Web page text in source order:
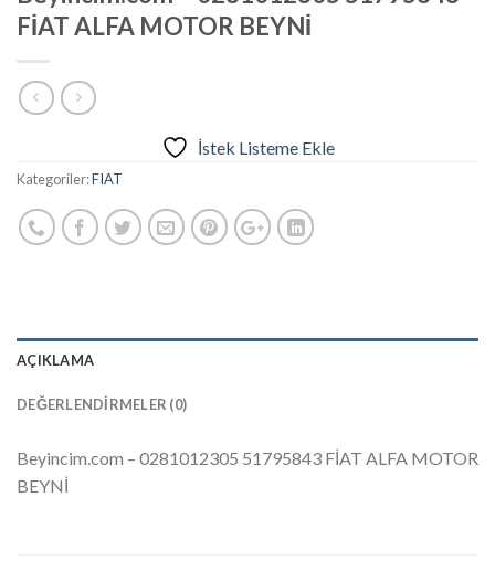
FİAT ALFA MOTOR BEYNİ
İstek Listeme Ekle
Kategoriler:FIAT
AÇIKLAMA
DEĞERLENDIRMELER (0)
Beyincim.com – 0281012305 51795843 FİAT ALFA MOTOR
BEYNİ